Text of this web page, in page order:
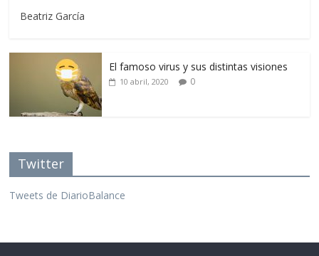
Beatriz García
El famoso virus y sus distintas visiones
10 abril, 2020 0
Twitter
Tweets de DiarioBalance